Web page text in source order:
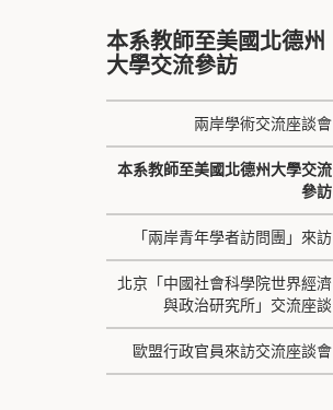
本系教師至美國北德州
大學交流參訪
兩岸學術交流座談會
本系教師至美國北德州大學交流
參訪
「兩岸青年學者訪問團」來訪
北京「中國社會科學院世界經濟
與政治研究所」交流座談
歐盟行政官員來訪交流座談會